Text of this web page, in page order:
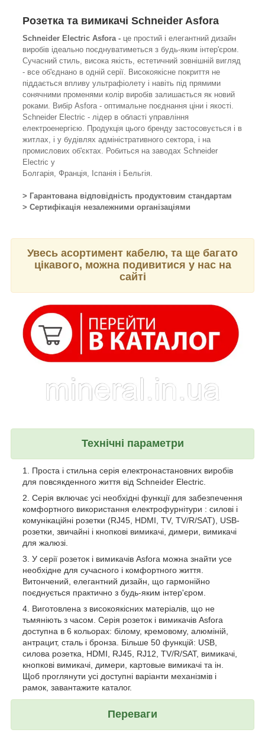
Розетка та вимикачі Schneider Asfora
Schneider Electric Asfora - це простий і елегантний дизайн
виробів ідеально поєднуватиметься з будь-яким інтер'єром.
Сучасний стиль, висока якість, естетичний зовнішній вигляд
- все об'єднано в одній серії. Високоякісне покриття не
піддається впливу ультрафіолету і навіть під прямими
сонячними променями колір виробів залишається як новий
роками. Вибір Asfora - оптимальне поєднання ціни і якості.
Schneider Electric - лідер в області управління
електроенергією. Продукція цього бренду застосовується і в
житлах, і у будівлях адміністративного сектора, і на
промислових об'єктах. Робиться на заводах Schneider
Electric у
Болгарія, Франція, Іспанія і Бельгія.
> Гарантована відповідність продуктовим стандартам
> Сертифікація незалежними організаціями
Увесь асортимент кабелю, та ще багато
цікавого, можна подивитися у нас на
сайті
Технічні параметри
Проста і стильна серія електронастановних виробів
для повсякденного життя від Schneider Electric.
Серія включає усі необхідні функції для забезпечення
комфортного використання електрофурнітури : силові і
комунікаційні розетки (RJ45, HDMI, TV, TV/R/SAT), USB-
розетки, звичайні і кнопкові вимикачі, димери, вимикачі
для жалюзі.
У серії розеток і вимикачів Asfora можна знайти усе
необхідне для сучасного і комфортного життя.
Витончений, елегантний дизайн, що гармонійно
поєднується практично з будь-яким інтер'єром.
Виготовлена з високоякісних матеріалів, що не
тьмяніють з часом. Серія розеток і вимикачів Asfora
доступна в 6 кольорах: білому, кремовому, алюміній,
антрацит, сталь і бронза. Більше 50 функцій: USB,
силова розетка, HDMI, RJ45, RJ12, TV/R/SAT, вимикачі,
кнопкові вимикачі, димери, картовые вимикачі та ін.
Щоб проглянути усі доступні варіанти механізмів і
рамок, завантажите каталог.
Переваги